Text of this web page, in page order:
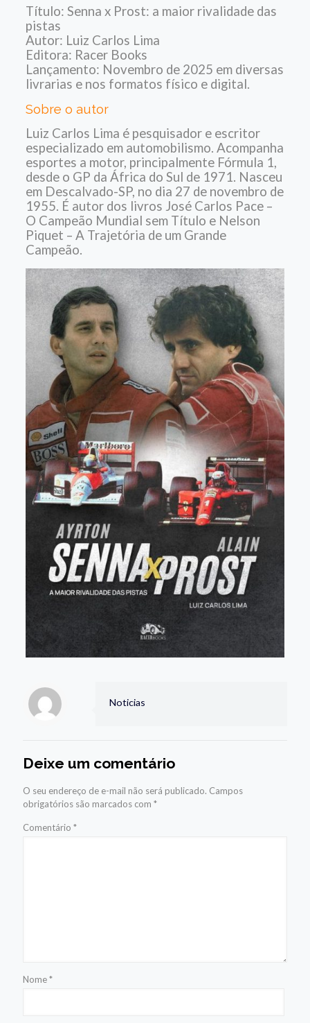
Título: Senna x Prost: a maior rivalidade das
pistas
Autor: Luiz Carlos Lima
Editora: Racer Books
Lançamento: Novembro de 2025 em diversas
livrarias e nos formatos físico e digital.
Sobre o autor
Luiz Carlos Lima é pesquisador e escritor
especializado em automobilismo. Acompanha
esportes a motor, principalmente Fórmula 1,
desde o GP da África do Sul de 1971. Nasceu
em Descalvado-SP, no dia 27 de novembro de
1955. É autor dos livros José Carlos Pace –
O Campeão Mundial sem Título e Nelson
Piquet – A Trajetória de um Grande
Campeão.
Noticias
Deixe um comentário
O seu endereço de e-mail não será publicado. Campos
obrigatórios são marcados com *
Comentário *
Nome*